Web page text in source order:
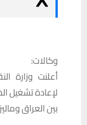
وكالات:
أعلنت وزارة
لإعادة تشغيل
بين العراق